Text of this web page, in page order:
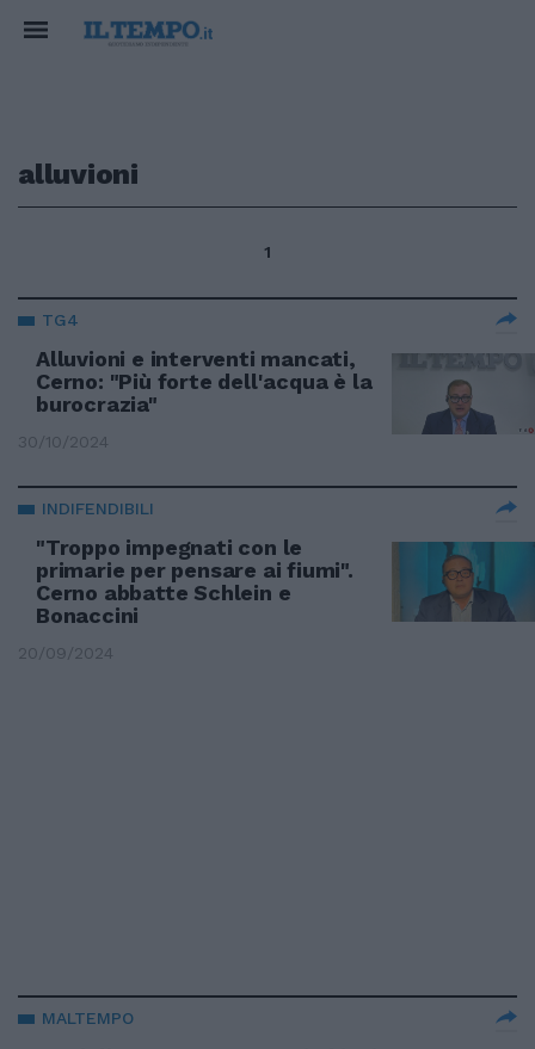
alluvioni
1
TG4
Alluvioni e interventi mancati,
Cerno: "Più forte dell'acqua è la
burocrazia"
30/10/2024
INDIFENDIBILI
"Troppo impegnati con le
primarie per pensare ai fiumi".
Cerno abbatte Schlein e
Bonaccini
20/09/2024
MALTEMPO